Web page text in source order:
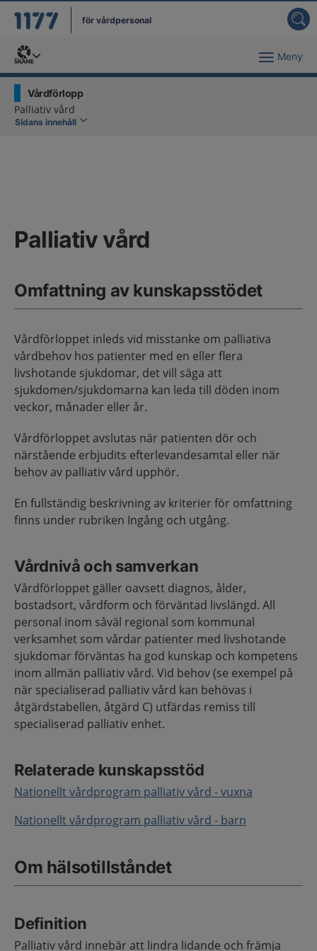
för vårdpersonal
Du har valt region Meny
Vårdförlopp
Palliativ vård
Sidans innehåll
Palliativ vård
Omfattning av kunskapsstödet
Vårdförloppet inleds vid misstanke om palliativa
vårdbehov hos patienter med en eller flera
livshotande sjukdomar, det vill säga att
sjukdomen/sjukdomarna kan leda till döden inom
veckor, månader eller år.
Vårdförloppet avslutas när patienten dör och
närstående erbjudits efterlevandesamtal eller när
behov av palliativ vård upphör.
En fullständig beskrivning av kriterier för omfattning
finns under rubriken Ingång och utgång.
Vårdnivå och samverkan
Vårdförloppet gäller oavsett diagnos, ålder,
bostadsort, vårdform och förväntad livslängd. All
personal inom såväl regional som kommunal
verksamhet som vårdar patienter med livshotande
sjukdomar förväntas ha god kunskap och kompetens
inom allmän palliativ vård. Vid behov (se exempel på
när specialiserad palliativ vård kan behövas i
åtgärdstabellen, åtgärd C) utfärdas remiss till
specialiserad palliativ enhet.
Relaterade kunskapsstöd
Nationellt vårdprogram palliativ vård - vuxna
Nationellt vårdprogram palliativ vård - barn
Om hälsotillståndet
Definition
Palliativ vård innebär att lindra lidande och främja